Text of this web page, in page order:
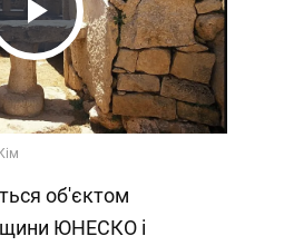
об'єктом
ЮНЕСКО і